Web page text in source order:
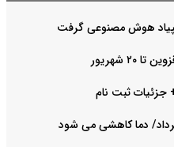
هوش مصنوعی گرفت
شهریور
جزئیات ثبت نام